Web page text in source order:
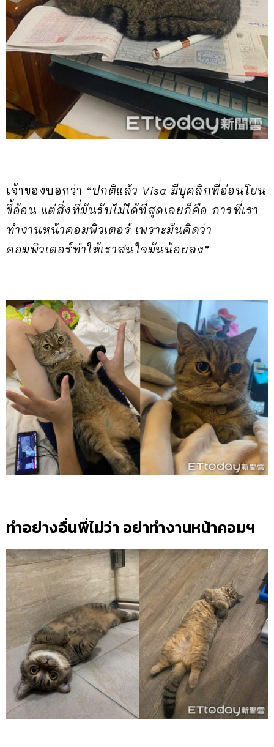
เจ้าของบอกว่า “ปกติแล้ว Visa มีบุคลิกที่อ่อนโยน
ขี้อ้อน แต่สิ่งที่มันรับไม่ได้ที่สุดเลยก็คือ การที่เรา
ทำงานหน้าคอมพิวเตอร์ เพราะมันคิดว่า
คอมพิวเตอร์ทำให้เราสนใจมันน้อยลง”
ทำอย่างอื่นพี่ไม่ว่า อย่าทำงานหน้าคอมฯ